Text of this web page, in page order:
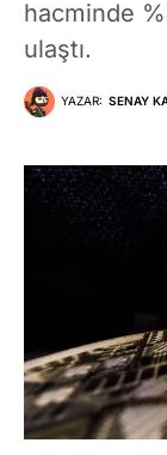
hacminde
ulaştı.
YAZAR: SENAY